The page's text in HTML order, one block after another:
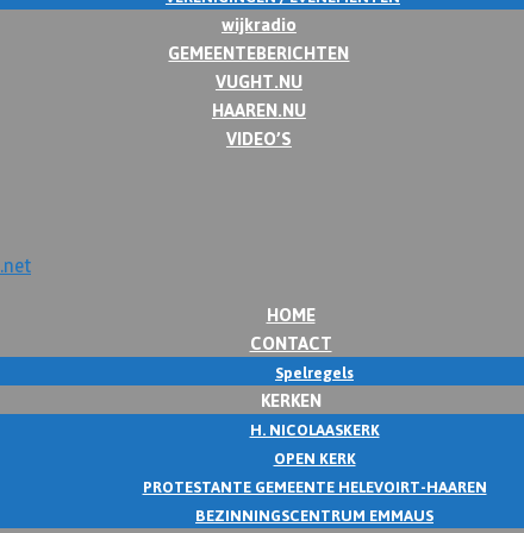
wijkradio
GEMEENTEBERICHTEN
VUGHT.NU
HAAREN.NU
VIDEO’S
HOME
CONTACT
Spelregels
KERKEN
H. NICOLAASKERK
OPEN KERK
PROTESTANTE GEMEENTE HELEVOIRT-HAAREN
BEZINNINGSCENTRUM EMMAUS